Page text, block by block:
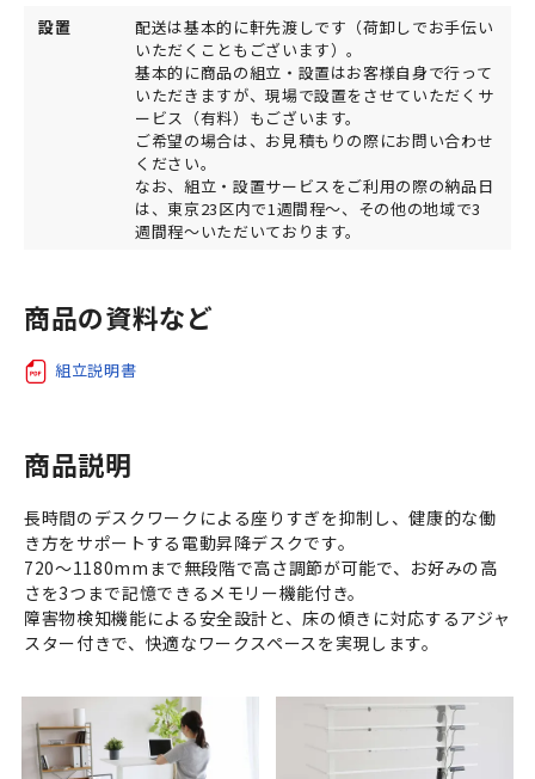
設置
配送は基本的に軒先渡しです（荷卸しでお手伝い
いただくこともございます）。
基本的に商品の組立・設置はお客様自身で行って
いただきますが、現場で設置をさせていただくサ
ービス（有料）もございます。
ご希望の場合は、お見積もりの際にお問い合わせ
ください。
なお、組立・設置サービスをご利用の際の納品日
は、東京23区内で1週間程～、その他の地域で3
週間程～いただいております。
商品の資料など
組立説明書
商品説明
長時間のデスクワークによる座りすぎを抑制し、健康的な働
き方をサポートする電動昇降デスクです。
720～1180mmまで無段階で高さ調節が可能で、お好みの高
さを3つまで記憶できるメモリー機能付き。
障害物検知機能による安全設計と、床の傾きに対応するアジャ
スター付きで、快適なワークスペースを実現します。